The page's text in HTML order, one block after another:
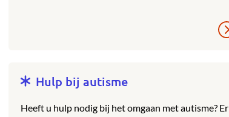
Hulp bij autisme
Heeft u hulp nodig bij het omgaan met autisme? Er